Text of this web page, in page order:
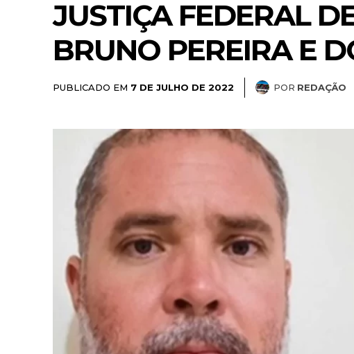
JUSTIÇA FEDERAL
BRUNO PEREIRA E
PUBLICADO EM 7 DE JULHO DE 2022 POR REDAÇÃO